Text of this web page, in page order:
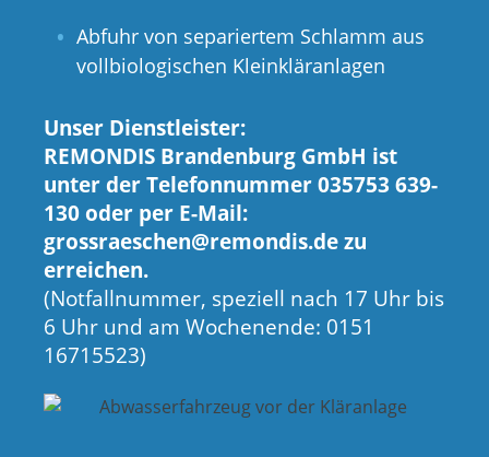
Abfuhr von separiertem Schlamm aus
vollbiologischen Kleinkläranlagen
Unser Dienstleister:
REMONDIS Brandenburg GmbH ist
unter der Telefonnummer 035753 639-
130 oder per E-Mail:
grossraeschen@remondis.de zu
erreichen.
(Notfallnummer, speziell nach 17 Uhr bis
6 Uhr und am Wochenende: 0151
16715523)